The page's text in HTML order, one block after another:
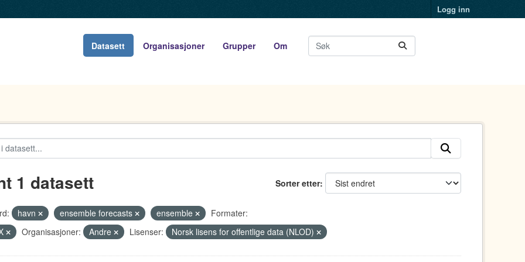
Logg inn
Datasett Organisasjoner Grupper Om
Sorter etter
1 datasett
havn ensemble forecasts ensemble
Formater:
Organisasjoner: Andre Lisenser: Norsk lisens for offentlige data (NLOD)